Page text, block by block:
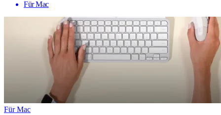
Für Mac
Für Mac